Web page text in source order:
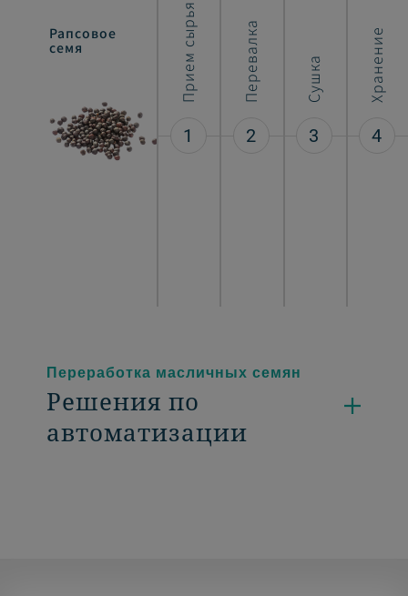
Рапсовое
семя
Прием сырья
1
Перевалка
2
Сушка
3
Хранение
4
Переработка масличных семян
Решения по
автоматизации